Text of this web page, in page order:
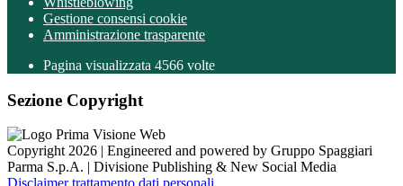
Gestione consensi cookie
Amministrazione trasparente
Pagina visualizzata 4566 volte
Sezione Copyright
Copyright 2026 | Engineered and powered by Gruppo Spaggiari
Parma S.p.A. | Divisione Publishing & New Social Media